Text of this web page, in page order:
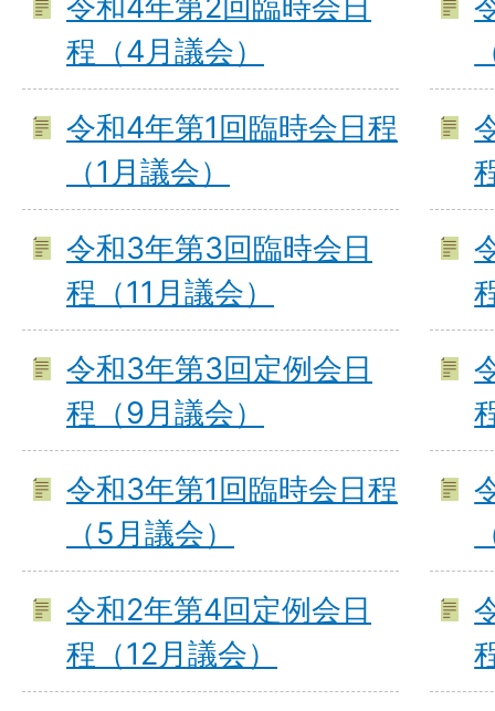
令和4年第2回臨時会日
程（4月議会）
令和4年第1回臨時会日程
（1月議会）
令和3年第3回臨時会日
程（11月議会）
令和3年第3回定例会日
程（9月議会）
令和3年第1回臨時会日程
（5月議会）
令和2年第4回定例会日
程（12月議会）